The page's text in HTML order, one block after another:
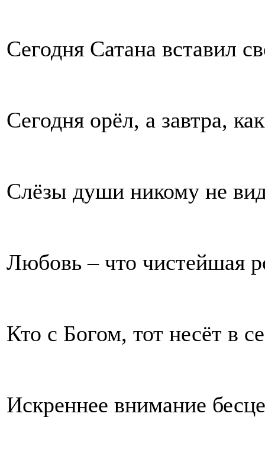
Сегодня Сатана вставил
Сегодня орёл, а завтра,
Слёзы души никому не
Любовь – что чистейшая
Кто с Богом, тот несёт в
Искреннее внимание